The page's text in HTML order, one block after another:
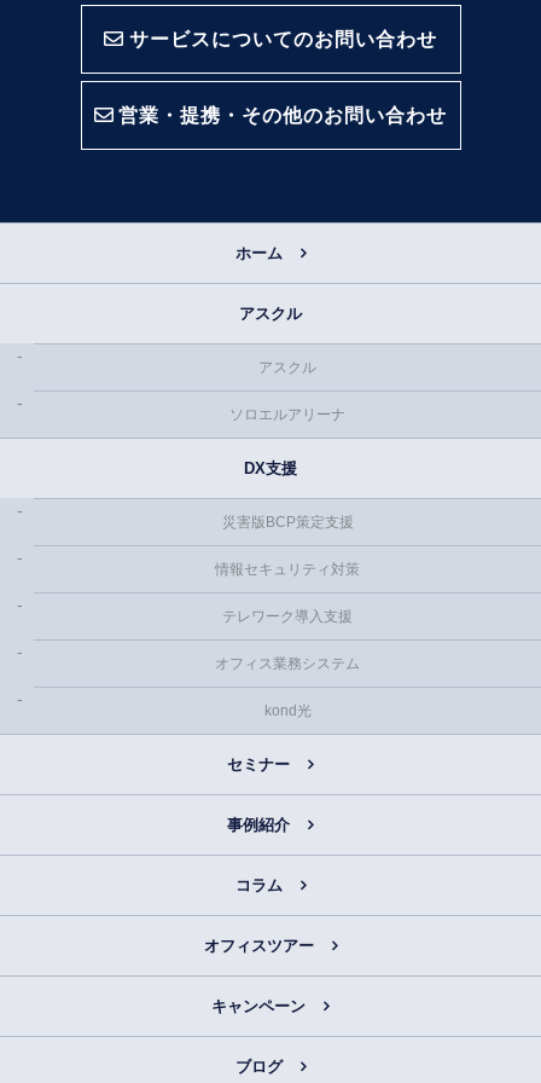
サービスについてのお問い合わせ
営業・提携・その他のお問い合わせ
ホーム
アスクル
アスクル
ソロエルアリーナ
DX支援
災害版BCP策定支援
情報セキュリティ対策
テレワーク導入支援
オフィス業務システム
kond光
セミナー
事例紹介
コラム
オフィスツアー
キャンペーン
ブログ